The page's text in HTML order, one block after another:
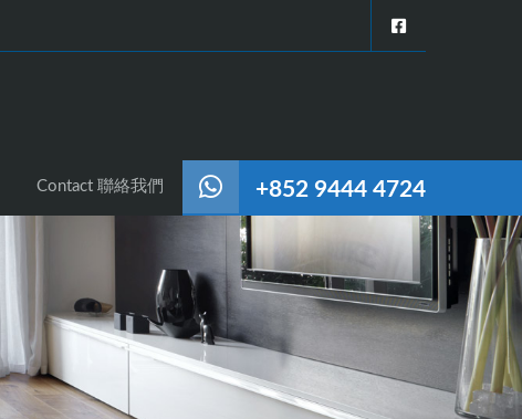
Properties 精選物業 BLOG 消息與資訊 Contact 聯絡我們
+852 9444 4724
Contact 聯絡我們